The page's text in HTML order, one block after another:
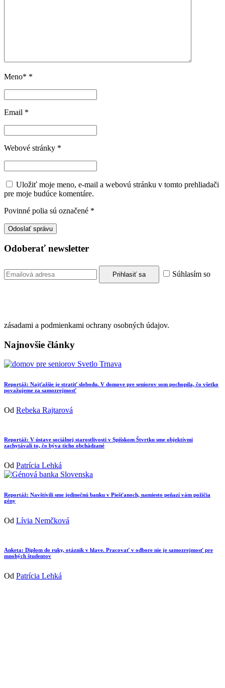
Meno* *
Email *
Webové stránky *
Uložiť moje meno, e-mail a webovú stránku v tomto prehliadači
pre moje budúce komentáre.
Povinné polia sú označené *
Odoberať newsletter
Súhlasím so
zásadami a podmienkami ochrany osobných údajov.
Najnovšie články
Reportáž: Najťažšie je stratiť slobodu. V domove pre seniorov som pochopila, čo všetko
považujeme za samozrejmosť
Od Rebeka Rajtarová
Reportáž: V ústave sociálnej starostlivosti v Spišskom Štvrtku sme objektívmi
zachytávali to, čo býva ticho obchádzané
Od Patrícia Lehká
Reportáž: Navštívili sme jedinečnú banku v Piešťanoch, namiesto peňazí vám požičia
gény
Od Lívia Nemčková
Anketa: Diplom do ruky, otáznik v hlave. Pracovať v odbore nie je samozrejmosť pre
mnohých študentov
Od Patrícia Lehká